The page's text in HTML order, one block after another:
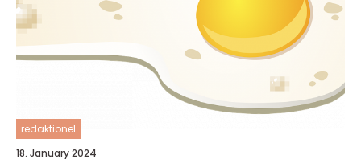
redaktionel
18. January 2024